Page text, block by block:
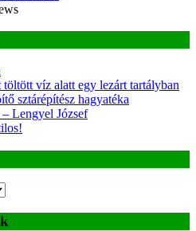
víz alatt egy lezárt tartályban
sztárépítész hagyatéka
Lengyel József